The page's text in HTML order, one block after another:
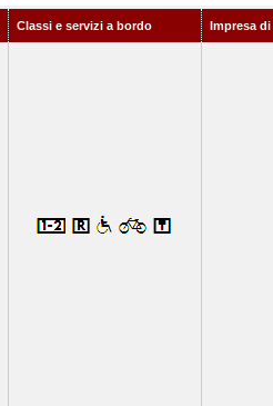
Classi e servizi a bordo Impresa